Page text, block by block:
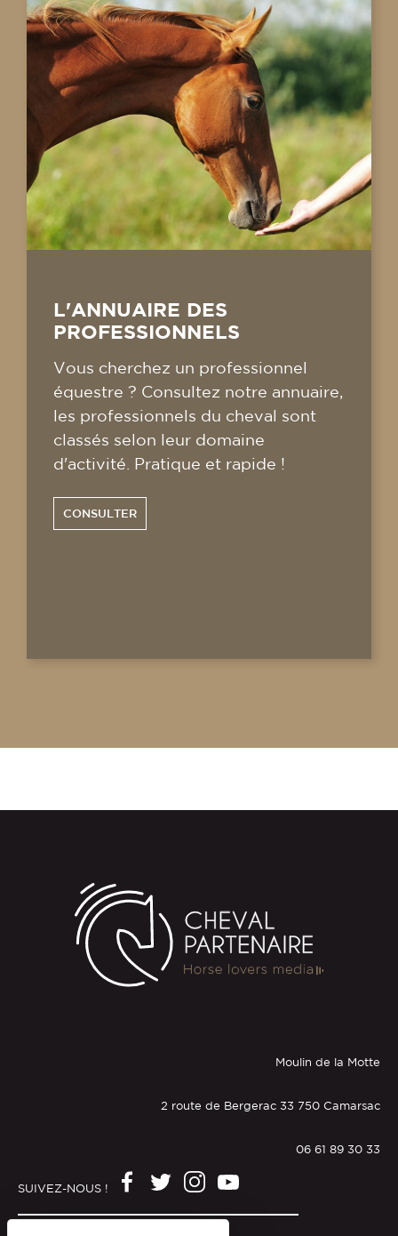
L'ANNUAIRE DES
PROFESSIONNELS
Vous cherchez un professionnel
équestre ? Consultez notre annuaire,
les professionnels du cheval sont
classés selon leur domaine
d'activité. Pratique et rapide !
CONSULTER
Moulin de la Motte
2 route de Bergerac 33 750 Camarsac
06 61 89 30 33
SUIVEZ-NOUS !